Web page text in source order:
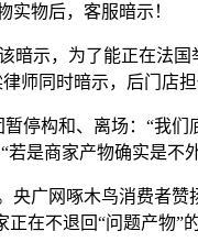
物后，客服暗示！
，为了能正在法国
师同时暗示，后门店
构和、离场：“我们
是商家产物确实是不外
广网啄木鸟消费者赞
在不退回“问题产物”